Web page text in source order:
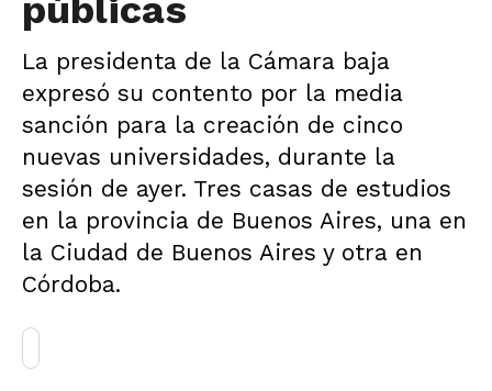
públicas
La presidenta de la Cámara baja
expresó su contento por la media
sanción para la creación de cinco
nuevas universidades, durante la
sesión de ayer. Tres casas de estudios
en la provincia de Buenos Aires, una en
la Ciudad de Buenos Aires y otra en
Córdoba.